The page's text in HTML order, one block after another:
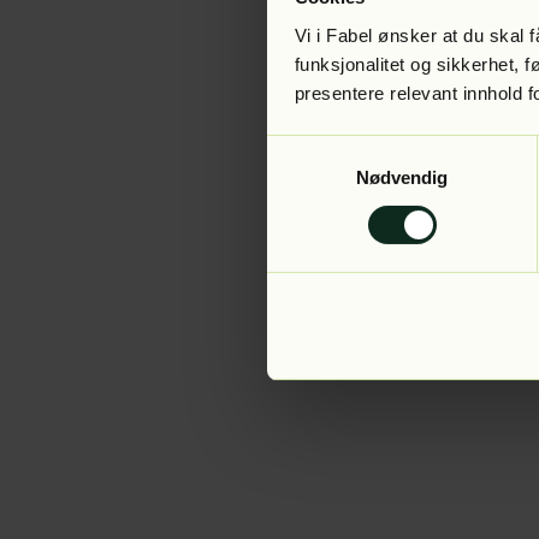
Vi i Fabel ønsker at du skal
funksjonalitet og sikkerhet,
presentere relevant innhold
Nødvendig
Application